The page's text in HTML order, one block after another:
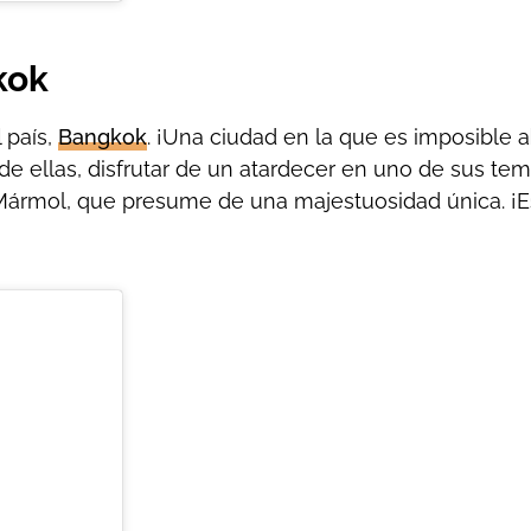
Bangkok. ¡Una ciudad en la que es imposible
ellas, disfrutar de un atardecer en uno de sus
que presume de una majestuosidad única.